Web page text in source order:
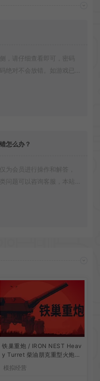
，请仔细查看即可，密码
绝对不会放错。如游戏已
怎么办？
为会员进行操作和解答，
问题可以咨询客服，本站
铁巢重炮 / IRON NEST Heav
y Turret 柴油朋克重型火炮游
模拟经营